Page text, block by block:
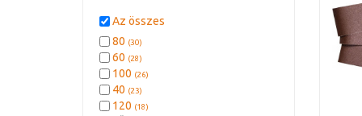
Az összes
80 (30)
60 (28)
100 (26)
40 (23)
120 (18)